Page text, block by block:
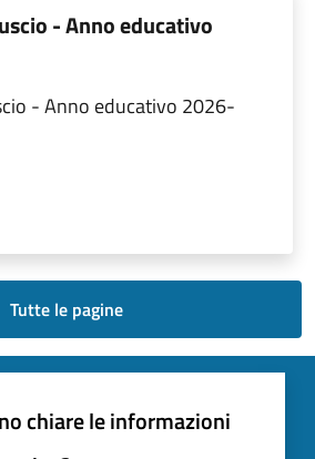
- Anno educativo
- Anno educativo 2026-
Tutte le pagine
chiare le informazioni